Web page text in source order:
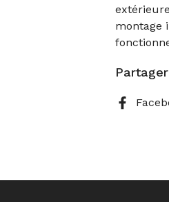
montage
Partager